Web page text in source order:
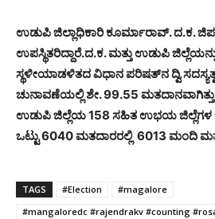
ಉಡುಪಿ ಜಿಲ್ಲಾಧಿಕಾರಿ ಕೂರ್ಮಾರಾವ್. ದ.ಕ.
ಉಪಸ್ಥಿತರಿದ್ದಾರೆ.ದ.ಕ. ಮತ್ತು ಉಡುಪಿ
ಸ್ಥಳೀಯಾಡಳಿತದ ವಿಧಾನ ಪರಿಷತ್‌ನ ದ್ವಿ
ಚುನಾವಣೆಯಲ್ಲಿ ಶೇ. 99.55
ಉಡುಪಿ ಜಿಲ್ಲೆಯ 158 ಸಹಿತ ಉಭಯ ಜಿಲ್ಲೆಗಳ
ಒಟ್ಟು 6040 ಮತದಾರರಲ್ಲಿ 6013 ಮಂದಿ
TAGS #Election
#magalore
#mangaloredc #rajendrakv #counting